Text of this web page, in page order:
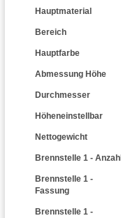
Hauptmaterial
Bereich
Hauptfarbe
Abmessung Höhe
Durchmesser
Höheneinstellbar
Nettogewicht
Brennstelle 1 - Anzahl
Brennstelle 1 -
Fassung
Brennstelle 1 -